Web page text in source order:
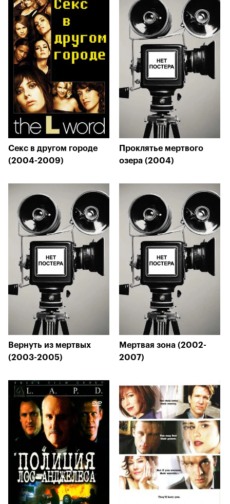
Секс в другом городе
(2004-2009)
Проклятье мертвого
озера (2004)
Вернуть из мертвых
(2003-2005)
Мертвая зона (2002-
2007)